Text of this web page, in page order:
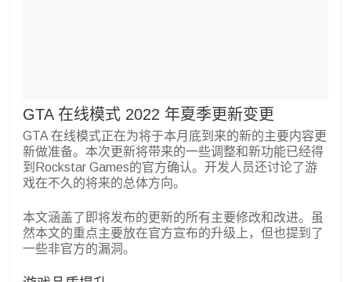
GTA 在线模式 2022 年夏季更新变更
GTA 在线模式正在为将于本月底到来的新的主要内容更
新做准备。本次更新将带来的一些调整和新功能已经得
到Rockstar Games的官方确认。开发人员还讨论了游
戏在不久的将来的总体方向。
本文涵盖了即将发布的更新的所有主要修改和改进。虽
然本文的重点主要放在官方宣布的升级上，但也提到了
一些非官方的漏洞。